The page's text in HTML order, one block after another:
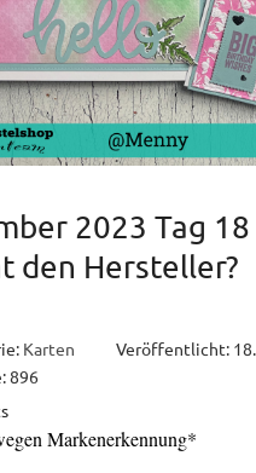
2023 Tag 18
den Hersteller?
Karten
Veröffentlicht:
896
Markenerkennung*